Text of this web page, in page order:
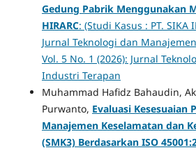
Gedung Pabrik Menggunakan
HIRARC: (Studi Kasus : PT. SIKA
Jurnal Teknologi dan
Vol. 5 No. 1 (2026): Jurnal
Industri Terapan
Muhammad Hafidz Bahaudin,
Purwanto, Evaluasi Kesesuaian
Manajemen Keselamatan dan
(SMK3) Berdasarkan ISO